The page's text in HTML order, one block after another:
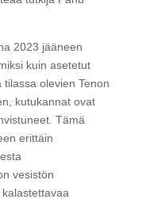
2023 jääneen
kuin asetetut
olevien Tenon
kutukannat ovat
Tämä
erittäin
vesistön